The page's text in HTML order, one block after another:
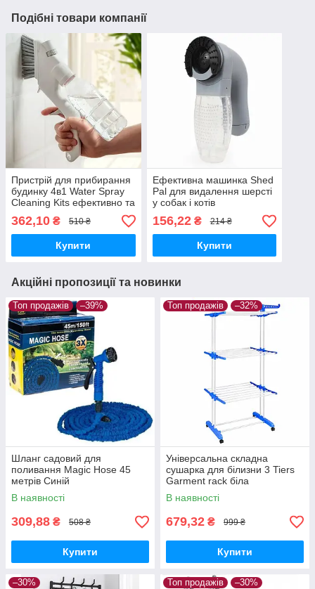
Подібні товари компанії
Пристрій для прибирання
будинку 4в1 Water Spray
Cleaning Kits ефективно та
ретельно прибирає пил
362,10 ₴ 510 ₴
Купити
Ефективна машинка Shed
Pal для видалення шерсті
у собак і котів
156,22₴ 214 ₴
Купити
Акційні пропозиції та новинки
Топ продажів –39%
Шланг садовий для
поливання Magic Hose 45
метрів Синій
В наявності
309,88 ₴ 508 ₴
Купити
Топ продажів –32%
Універсальна складна
сушарка для білизни 3 Tiers
Garment rack біла
В наявності
679,32 ₴ 999 ₴
Купити
–30% Топ продажів –30%